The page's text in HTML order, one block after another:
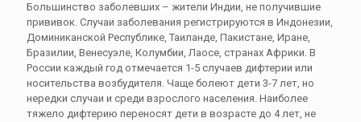
Большинство заболевших – жители Индии, не получившие
прививок. Случаи заболевания регистрируются в Индонезии,
Доминиканской Республике, Таиланде, Пакистане, Иране,
Бразилии, Венесуэле, Колумбии, Лаосе, странах Африки. В
России каждый год отмечается 1-5 случаев дифтерии или
носительства возбудителя. Чаще болеют дети 3-7 лет, но
нередки случаи и среди взрослого населения. Наиболее
тяжело дифтерию переносят дети в возрасте до 4 лет, не